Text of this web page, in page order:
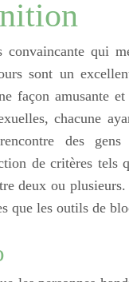
qui
sont un
façon amusante
chacune
des
de critères
deux ou
que les outils de